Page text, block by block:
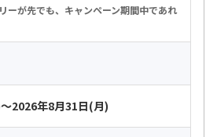
ーが先でも、キャンペーン期間中であれ
2026年8月31日(月)